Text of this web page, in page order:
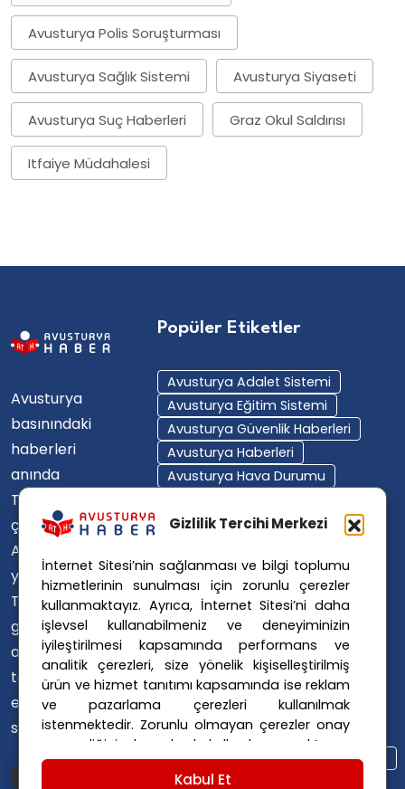
Gizlilik Tercihi Merkezi
İnternet Sitesi’nin sağlanması ve bilgi toplumu
hizmetlerinin sunulması için zorunlu çerezler
kullanmaktayız. Ayrıca, İnternet Sitesi’ni daha
işlevsel kullanabilmeniz ve deneyiminizin
iyileştirilmesi kapsamında performans ve
analitik çerezleri, size yönelik kişiselleştirilmiş
ürün ve hizmet tanıtımı kapsamında ise reklam
ve pazarlama çerezleri kullanılmak
istenmektedir. Zorunlu olmayan çerezler onay
vermediğiniz durumlarda kullanılmayacaktır.
Ayarlarınız 365 gün saklanır.
Kabul Et
Avusturya Polis Soruşturması
Avusturya Sağlık Sistemi Avusturya Siyaseti
Avusturya Suç Haberleri Graz Okul Saldırısı
Itfaiye Müdahalesi
Avusturya
basınındaki
haberleri
anında
Türkçe'ye
çevirerek,
Avusturya'da
yaşayan
Türklerin ülke
gündemini
ana dillerinde
takip
etmelerini
sağlıyoruz.
Popüler Etiketler
Avusturya Adalet Sistemi
Avusturya Eğitim Sistemi
Avusturya Güvenlik Haberleri
Avusturya Haberleri
Avusturya Hava Durumu
Avusturya Polisi
Avusturya Polis Soruşturması
Avusturya Sağlık Sistemi
Avusturya Siyaseti
Avusturya Suç Haberleri
Avusturya Trafik Haberleri
Donald Trump
FPÖ
Graz Okul Saldırısı
Internet Dolandırıcılığı
Itfaiye Müdahalesi
Viyana Polisi
Viyana Suç Haberleri